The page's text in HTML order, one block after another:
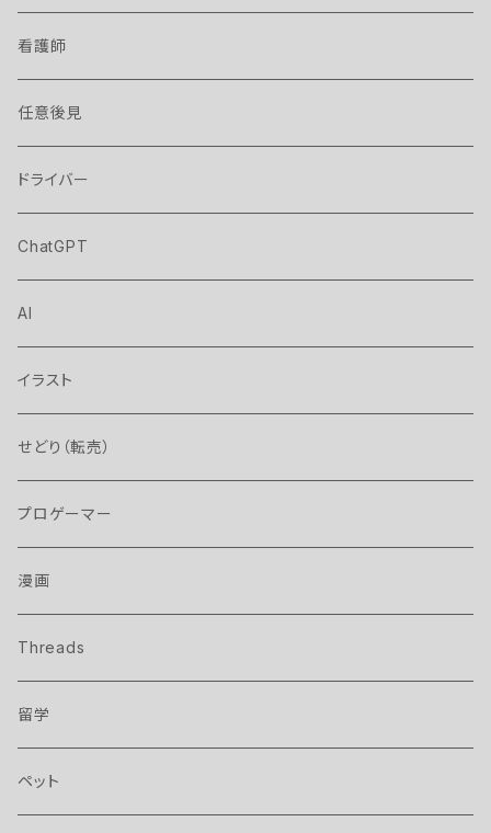
看護師
任意後見
ドライバー
ChatGPT
AI
イラスト
せどり（転売）
プロゲーマー
漫画
Threads
留学
ペット